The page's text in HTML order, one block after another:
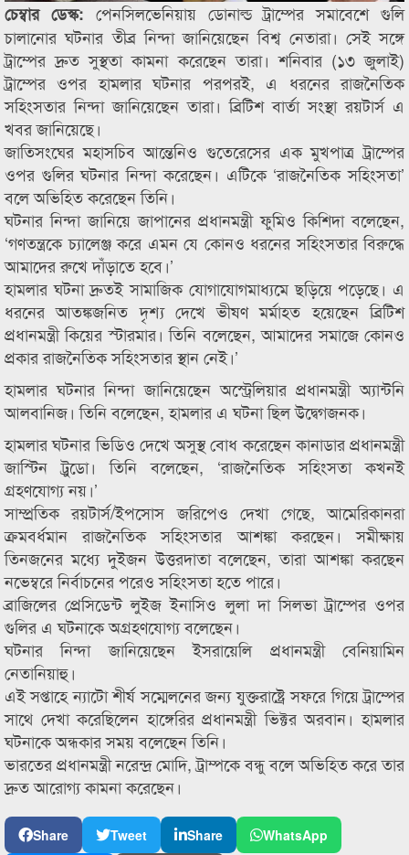
চেম্বার ডেস্ক: পেনসিলভেনিয়ায় ডোনাল্ড ট্রাম্পের সমাবেশে গুলি
চালানোর ঘটনার তীব্র নিন্দা জানিয়েছেন বিশ্ব নেতারা। সেই সঙ্গে
ট্রাম্পের দ্রুত সুস্থতা কামনা করেছেন তারা। শনিবার (১৩ জুলাই)
ট্রাম্পের ওপর হামলার ঘটনার পরপরই, এ ধরনের রাজনৈতিক
সহিংসতার নিন্দা জানিয়েছেন তারা। ব্রিটিশ বার্তা সংস্থা রয়টার্স এ
খবর জানিয়েছে।
জাতিসংঘের মহাসচিব আন্তেনিও গুতেরেসের এক মুখপাত্র ট্রাম্পের
ওপর গুলির ঘটনার নিন্দা করেছেন। এটিকে ‘রাজনৈতিক সহিংসতা’
বলে অভিহিত করেছেন তিনি।
ঘটনার নিন্দা জানিয়ে জাপানের প্রধানমন্ত্রী ফুমিও কিশিদা বলেছেন,
‘গণতন্ত্রকে চ্যালেঞ্জ করে এমন যে কোনও ধরনের সহিংসতার বিরুদ্ধে
আমাদের রুখে দাঁড়াতে হবে।’
হামলার ঘটনা দ্রুতই সামাজিক যোগাযোগমাধ্যমে ছড়িয়ে পড়েছে। এ
ধরনের আতঙ্কজনিত দৃশ্য দেখে ভীষণ মর্মাহত হয়েছেন ব্রিটিশ
প্রধানমন্ত্রী কিয়ের স্টারমার। তিনি বলেছেন, আমাদের সমাজে কোনও
প্রকার রাজনৈতিক সহিংসতার স্থান নেই।’
হামলার ঘটনার নিন্দা জানিয়েছেন অস্ট্রেলিয়ার প্রধানমন্ত্রী অ্যান্টনি
আলবানিজ। তিনি বলেছেন, হামলার এ ঘটনা ছিল উদ্বেগজনক।
হামলার ঘটনার ভিডিও দেখে অসুস্থ বোধ করেছেন কানাডার প্রধানমন্ত্রী
জাস্টিন ট্রুডো। তিনি বলেছেন, ‘রাজনৈতিক সহিংসতা কখনই
গ্রহণযোগ্য নয়।’
সাম্প্রতিক রয়টার্স/ইপসোস জরিপেও দেখা গেছে, আমেরিকানরা
ক্রমবর্ধমান রাজনৈতিক সহিংসতার আশঙ্কা করছেন। সমীক্ষায়
তিনজনের মধ্যে দুইজন উত্তরদাতা বলেছেন, তারা আশঙ্কা করছেন
নভেম্বরে নির্বাচনের পরেও সহিংসতা হতে পারে।
ব্রাজিলের প্রেসিডেন্ট লুইজ ইনাসিও লুলা দা সিলভা ট্রাম্পের ওপর
গুলির এ ঘটনাকে অগ্রহণযোগ্য বলেছেন।
ঘটনার নিন্দা জানিয়েছেন ইসরায়েলি প্রধানমন্ত্রী বেনিয়ামিন
নেতানিয়াহু।
এই সপ্তাহে ন্যাটো শীর্ষ সম্মেলনের জন্য যুক্তরাষ্ট্রে সফরে গিয়ে ট্রাম্পের
সাথে দেখা করেছিলেন হাঙ্গেরির প্রধানমন্ত্রী ভিক্টর অরবান। হামলার
ঘটনাকে অন্ধকার সময় বলেছেন তিনি।
ভারতের প্রধানমন্ত্রী নরেন্দ্র মোদি, ট্রাম্পকে বন্ধু বলে অভিহিত করে তার
দ্রুত আরোগ্য কামনা করেছেন।
Share Tweet Share
WhatsApp